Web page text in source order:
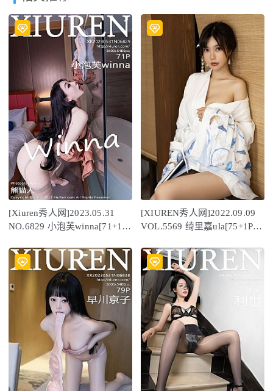
[Xiuren秀人网]2023.05.31
NO.6829 小泡芙winna[71+1P
[XIUREN秀人网]2022.09.09
VOL.5569 绮里嘉ula[75+1P／